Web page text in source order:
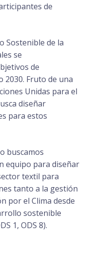
de
Sostenible de la
se
de
2030. Fruto de una
Unidas para el
diseñar
para estos
buscamos
equipo para diseñar
textil para
tanto a la gestión
por el Clima desde
sostenible
1, ODS 8).